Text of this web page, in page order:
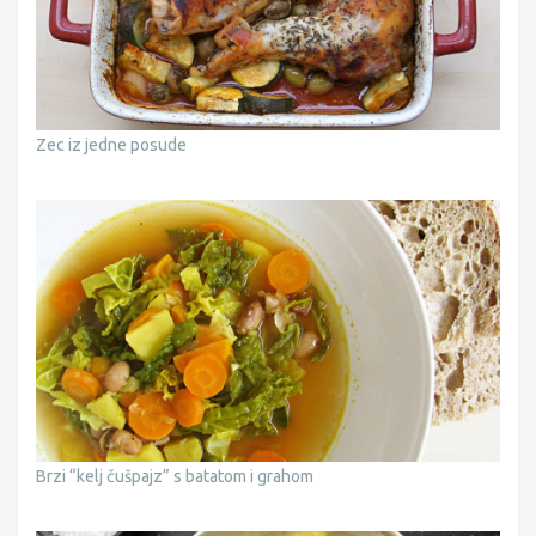
Zec iz jedne posude
Brzi “kelj čušpajz” s batatom i grahom